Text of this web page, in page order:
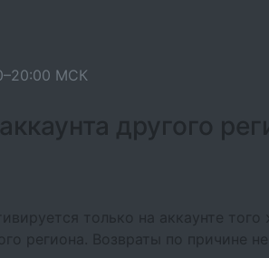
МСК
другого
только на аккаунте
региона. Возвраты по причине